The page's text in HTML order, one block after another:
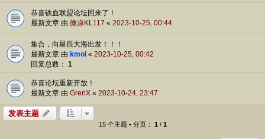
恭喜铁血联盟论坛回来了！
最新文章 由 微凉KL117 « 2023-10-25, 00:44
集合，向星辰大海出发！！！
最新文章 由 kmoi « 2023-10-25, 00:42
回复总数： 1
恭喜论坛重新开放！
最新文章 由 GrenX « 2023-10-24, 23:47
发表主题
15 个主题 • 分页： 1 / 1